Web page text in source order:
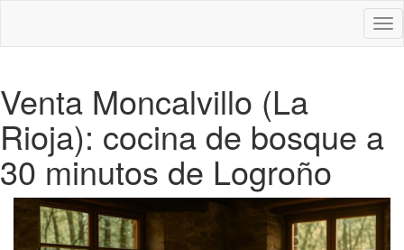
Venta Moncalvillo (La
Rioja): cocina de bosque a
30 minutos de Logroño